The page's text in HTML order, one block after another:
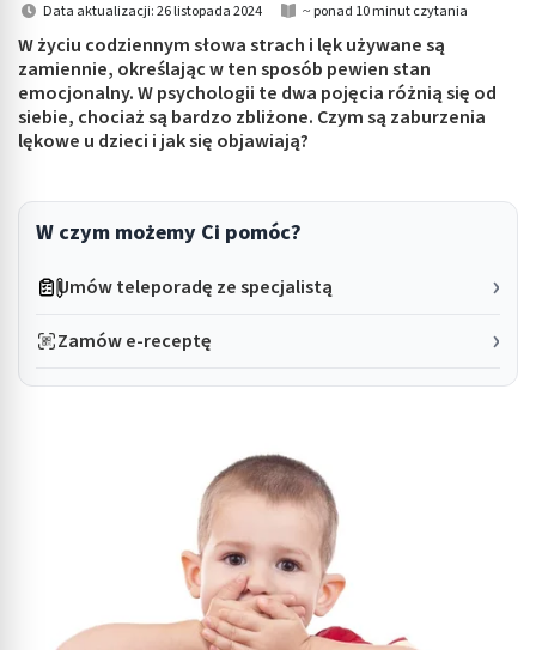
submenu: Kosmetyki
submenu: Higiena
submenu: Sprzęt medyczny
submenu: Wellness
Data aktualizacji: 26 listopada 2024 ~ ponad 10 minut czytania
W życiu codziennym słowa strach i lęk używane są
zamiennie, określając w ten sposób pewien stan
emocjonalny. W psychologii te dwa pojęcia różnią się od
siebie, chociaż są bardzo zbliżone. Czym są zaburzenia
lękowe u dzieci i jak się objawiają?
W czym możemy Ci pomóc?
Umów teleporadę ze specjalistą
Zamów e-receptę